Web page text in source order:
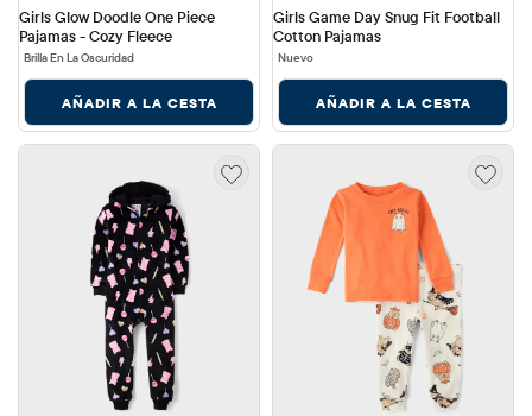
Girls Glow Doodle One Piece
Pajamas - Cozy Fleece
Brilla En La Oscuridad
AÑADIR A LA CESTA
Girls Game Day Snug Fit Football
Cotton Pajamas
Nuevo
AÑADIR A LA CESTA